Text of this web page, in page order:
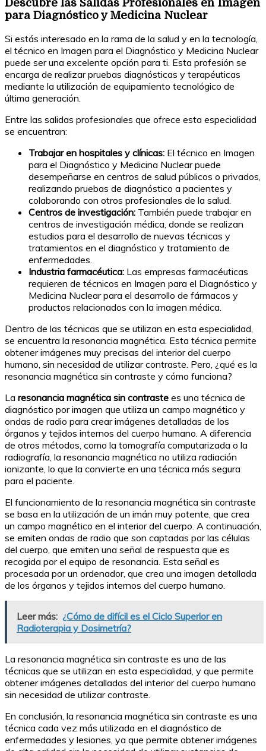
Descubre las Salidas Profesionales en Imagen
para Diagnóstico y Medicina Nuclear
Si estás interesado en la rama de la salud y en la tecnología,
el técnico en Imagen para el Diagnóstico y Medicina Nuclear
puede ser una excelente opción para ti. Esta profesión se
encarga de realizar pruebas diagnósticas y terapéuticas
mediante la utilización de equipamiento tecnológico de
última generación.
Entre las salidas profesionales que ofrece esta especialidad
se encuentran:
Trabajar en hospitales y clínicas: El técnico en Imagen
para el Diagnóstico y Medicina Nuclear puede
desempeñarse en centros de salud públicos o privados,
realizando pruebas de diagnóstico a pacientes y
colaborando con otros profesionales de la salud.
Centros de investigación: También puede trabajar en
centros de investigación médica, donde se realizan
estudios para el desarrollo de nuevas técnicas y
tratamientos en el diagnóstico y tratamiento de
enfermedades.
Industria farmacéutica: Las empresas farmacéuticas
requieren de técnicos en Imagen para el Diagnóstico y
Medicina Nuclear para el desarrollo de fármacos y
productos relacionados con la imagen médica.
Dentro de las técnicas que se utilizan en esta especialidad,
se encuentra la resonancia magnética. Esta técnica permite
obtener imágenes muy precisas del interior del cuerpo
humano, sin necesidad de utilizar contraste. Pero, ¿qué es la
resonancia magnética sin contraste y cómo funciona?
La resonancia magnética sin contraste es una técnica de
diagnóstico por imagen que utiliza un campo magnético y
ondas de radio para crear imágenes detalladas de los
órganos y tejidos internos del cuerpo humano. A diferencia
de otros métodos, como la tomografía computarizada o la
radiografía, la resonancia magnética no utiliza radiación
ionizante, lo que la convierte en una técnica más segura
para el paciente.
El funcionamiento de la resonancia magnética sin contraste
se basa en la utilización de un imán muy potente, que crea
un campo magnético en el interior del cuerpo. A continuación,
se emiten ondas de radio que son captadas por las células
del cuerpo, que emiten una señal de respuesta que es
recogida por el equipo de resonancia. Esta señal es
procesada por un ordenador, que crea una imagen detallada
de los órganos y tejidos internos del cuerpo humano.
Leer más: ¿Cómo de difícil es el Ciclo Superior en
Radioterapia y Dosimetría?
La resonancia magnética sin contraste es una de las
técnicas que se utilizan en esta especialidad, y que permite
obtener imágenes detalladas del interior del cuerpo humano
sin necesidad de utilizar contraste.
En conclusión, la resonancia magnética sin contraste es una
técnica cada vez más utilizada en el diagnóstico de
enfermedades y lesiones, ya que permite obtener imágenes